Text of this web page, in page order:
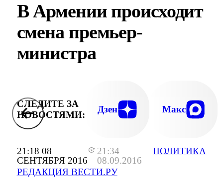
21:18 08
СЕНТЯБРЯ 2016
21:34
08.09.2016
РЕДАКЦИЯ ВЕСТИ.РУ
ПОЛИТИКА
В Армении происходит
смена премьер-
министра
СЛЕДИТЕ ЗА
НОВОСТЯМИ:
Дзен Макс